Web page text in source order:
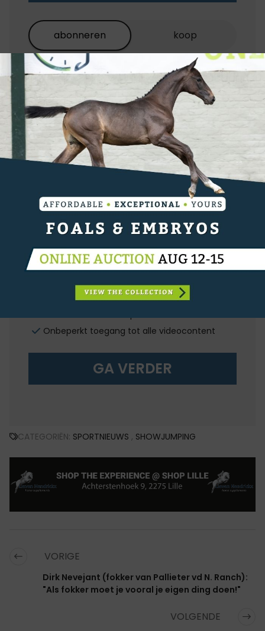
abonneren koop
EQU+ / de Paarden
gazet
BEST
VALUE
€5,50/maand
OF
€55,00/jaar
Onbeperkt toegang tot alle digitale content
van equnews
Onbeperkt toegang tot de trainingen van
Onbeperkt toegang tot alle videocontent
GA VERDER
CATEGORIËN: SPORTNIEUWS , SHOWJUMPING
VORIGE
Dirk Nevejant (fokker van Pallieter vd N. Ranch):
"Als fokker moet je vooral je eigen ding doen!"
VOLGENDE